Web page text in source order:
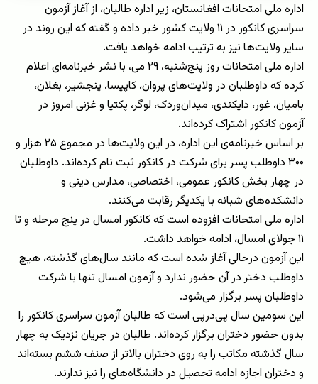
اداره‌ ملی امتحانات افغانستان، زیر اداره طالبان، از آغاز آزمون
سراسری کانکور در ۱۱ ولایت کشور خبر داده و گفته که این روند در
سایر ولایت‌ها نیز به ترتیب ادامه خواهد یافت.
اداره ملی امتحانات روز پنج‌شنبه، ۲۹ می، با نشر خبرنامه‌ای اعلام
کرده که داوطلبان در ولایت‌های پروان، کاپیسا، پنجشیر، بغلان،
بامیان، غور، دایکندی، میدان‌وردک، لوگر، پکتیا و غزنی امروز در
آزمون کانکور اشتراک کرده‌اند.
بر اساس خبرنامه‌ی این اداره، در این ولایت‌ها در مجموع ۲۵ هزار و
۳۰۰ داوطلب پسر برای شرکت در کانکور ثبت‌ نام کرده‌اند. داوطلبان
در چهار بخش کانکور عمومی، اختصاصی، مدارس دینی و
دانشکده‌های شبانه با یکدیگر رقابت می‌کنند.
اداره ملی امتحانات افزوده است که کانکور امسال در پنج مرحله و تا
۱۱ جولای امسال، ادامه خواهد داشت.
این آزمون درحالی آغاز شده است که مانند سال‌های گذشته، هیچ
داوطلب دختر در آن حضور ندارد و آزمون امسال تنها با شرکت
داوطلبان پسر برگزار می‌شود.
این سومین سال پی‌درپی است که طالبان آزمون سراسری کانکور را
بدون حضور دختران برگزار کرده‌اند. طالبان در جریان نزدیک به چهار
سال گذشته مکاتب را به روی دختران بالاتر از صنف ششم بسته‌اند
و دختران اجازه ادامه تحصیل در دانشگاه‌های را نیز ندارند.